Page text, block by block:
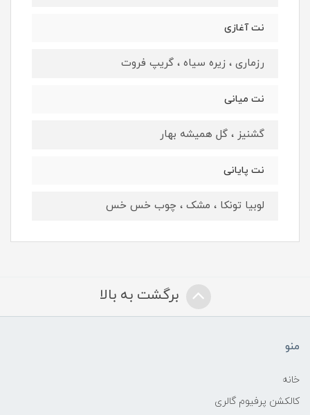
نت آغازی
رزماری ، زیره سیاه ، گریپ فروت
نت میانی
گشنیز ، گل همیشه بهار
نت پایانی
لوبیا تونکا ، مشک ، چوب خس خس
برگشت به بالا
منو
خانه
کالکشن پرفیوم گالری